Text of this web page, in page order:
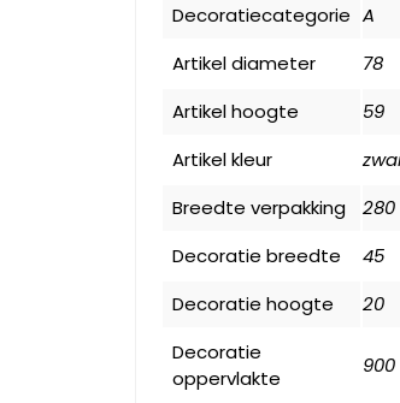
Decoratiecategorie A
Artikel diameter
78
Artikel hoogte
59
Artikel kleur
Breedte verpakking
280
Decoratie breedte
45
Decoratie hoogte
20
Decoratie
oppervlakte
900